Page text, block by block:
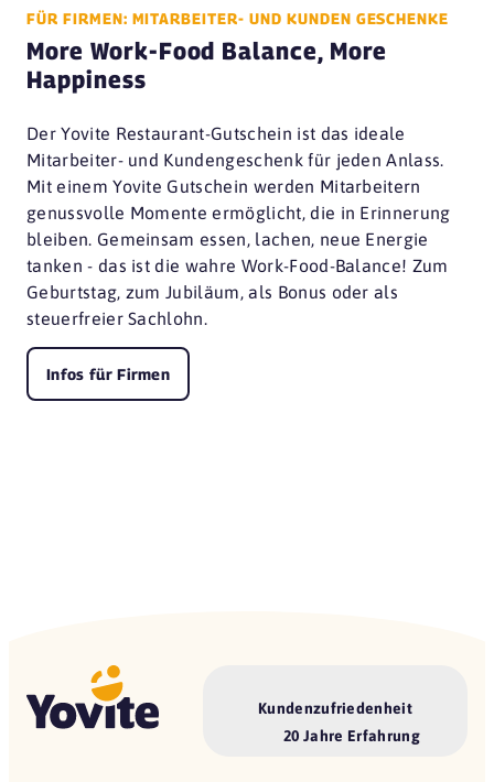
FÜR FIRMEN: MITARBEITER- UND KUNDEN GESCHENKE
More Work-Food Balance, More
Happiness
Der Yovite Restaurant-Gutschein ist das ideale
Mitarbeiter- und Kundengeschenk für jeden Anlass.
Mit einem Yovite Gutschein werden Mitarbeitern
genussvolle Momente ermöglicht, die in Erinnerung
bleiben. Gemeinsam essen, lachen, neue Energie
tanken - das ist die wahre Work-Food-Balance! Zum
Geburtstag, zum Jubiläum, als Bonus oder als
steuerfreier Sachlohn.
Infos für Firmen
Kundenzufriedenheit
20 Jahre Erfahrung